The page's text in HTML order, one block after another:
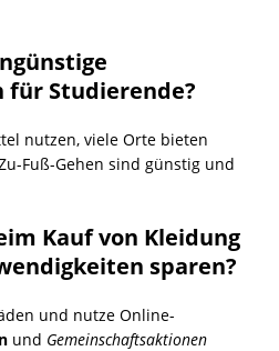
Studierende?
nutzen, viele Orte bieten
Fuß-Gehen sind günstig und
Kauf von Kleidung
sparen?
und nutze Online-
und Gemeinschaftsaktionen